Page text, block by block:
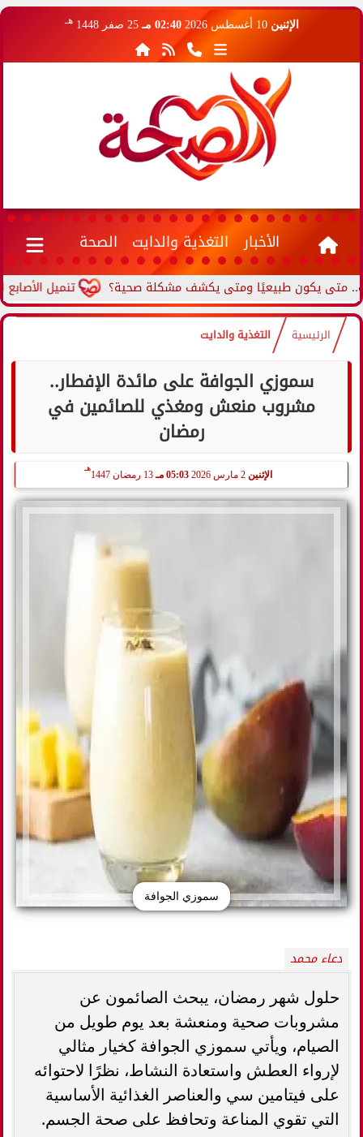
الإثنين 10 أغسطس 2026 02:40 مـ 25 صفر 1448 هـ
الأخبار التغذية والدايت الصحة
تنميل الأصابع يكون طبيعيًا ومتى يكشف مشكلة صحية؟
الرئيسية التغذية والدايت
سموزي الجوافة على مائدة الإفطار..
مشروب منعش ومغذي للصائمين في
رمضان
الإثنين 05:03 مـ 13 رمضان 1447
هـ
سموزي الجوافة
دعاء محمد
حلول شهر رمضان، يبحث الصائمون عن
مشروبات صحية ومنعشة بعد يوم طويل من
الصيام، ويأتي سموزي الجوافة كخيار مثالي
لإرواء العطش واستعادة النشاط، نظرًا لاحتوائه
على فيتامين سي والعناصر الغذائية الأساسية
التي تقوي المناعة وتحافظ على صحة الجسم.